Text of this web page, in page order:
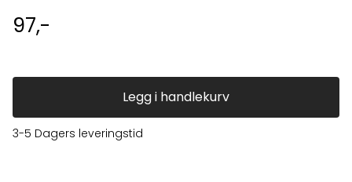
97,-
Legg i handlekurv
3-5 Dagers leveringstid